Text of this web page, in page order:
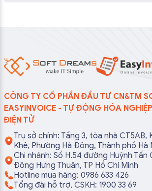
CÔNG TY CỔ PHẦN ĐẦU TƯ CN&TM
EASYINVOICE - TỰ ĐỘNG HÓA
ĐIỆN TỬ
Trụ sở chính: Tầng 3, tòa nhà CT5AB,
Khê, Phường Hà Đông, Thành phố Hà
Chi nhánh: Số H.54 đường Huỳnh Tấn
Đông Hưng Thuận, TP Hồ Chí Minh
Hotline mua hàng: 0986 633 426
Tổng đài hỗ trợ, CSKH: 1900 33 69